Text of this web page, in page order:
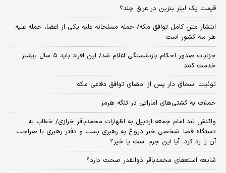
قیمت یک لیتر بنزین در عراق چند؟
انتشار متن کامل توافق مکه/ حمله مسلحانه علیه یکی از اعضا، حمله علیه
هر سه کشور است
جزئیات صدور احکام بازنشستگی اعلام شد/ این افراد باید ۵ سال بیشتر
خدمت کنند
توئیت اسحاق دار پس از امضای توافق دفاعی مکه
حملات به کشتی‌های اماراتی در تنگه هرمز
واکنش تند امام جمعه اردبیل به اظهارات محمدباقر خرازی/ خطاب به
دستگاه قضا: شخصی خبر دروغ به رهبری بست و دفتر رهبری با صراحت
آن را رد کرد، آیا این جرم است یا خیر؟
شایعه استعفای محمدباقر ذوالقدر صحت دارد؟